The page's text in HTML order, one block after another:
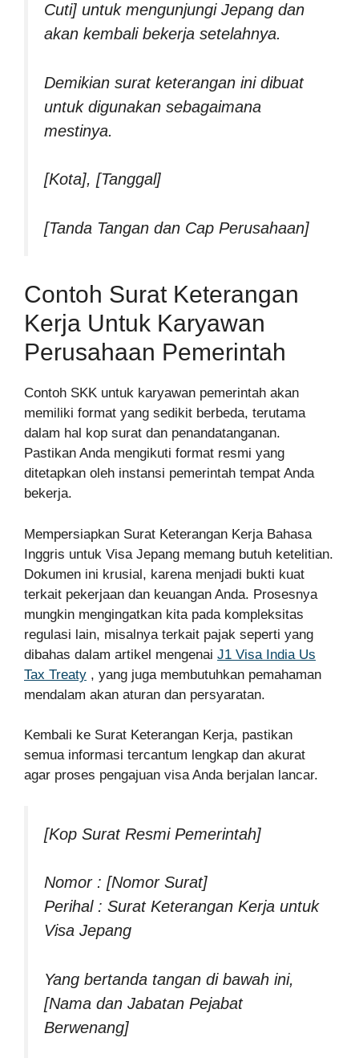
Cuti] untuk mengunjungi Jepang dan
akan kembali bekerja setelahnya.
Demikian surat keterangan ini dibuat
untuk digunakan sebagaimana
mestinya.
[Kota], [Tanggal]
[Tanda Tangan dan Cap Perusahaan]
Contoh Surat Keterangan
Kerja Untuk Karyawan
Perusahaan Pemerintah
Contoh SKK untuk karyawan pemerintah akan
memiliki format yang sedikit berbeda, terutama
dalam hal kop surat dan penandatanganan.
Pastikan Anda mengikuti format resmi yang
ditetapkan oleh instansi pemerintah tempat Anda
bekerja.
Mempersiapkan Surat Keterangan Kerja Bahasa
Inggris untuk Visa Jepang memang butuh ketelitian.
Dokumen ini krusial, karena menjadi bukti kuat
terkait pekerjaan dan keuangan Anda. Prosesnya
mungkin mengingatkan kita pada kompleksitas
regulasi lain, misalnya terkait pajak seperti yang
dibahas dalam artikel mengenai J1 Visa India Us
Tax Treaty , yang juga membutuhkan pemahaman
mendalam akan aturan dan persyaratan.
Kembali ke Surat Keterangan Kerja, pastikan
semua informasi tercantum lengkap dan akurat
agar proses pengajuan visa Anda berjalan lancar.
[Kop Surat Resmi Pemerintah]
Nomor : [Nomor Surat]
Perihal : Surat Keterangan Kerja untuk
Visa Jepang
Yang bertanda tangan di bawah ini,
[Nama dan Jabatan Pejabat
Berwenang]